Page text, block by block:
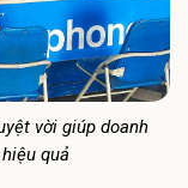
vời giúp doanh
quả